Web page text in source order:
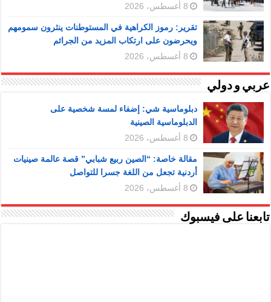
8 أغسطس، 2026
تقرير: رموز الكراهية في المستوطنات ينثرون سمومهم
ويحرضون على ارتكاب المزيد من الجرائم
8 أغسطس، 2026
عربي و دولي
دبلوماسية شي: إضفاء لمسة شخصية على
الدبلوماسية الصينية
8 أغسطس، 2026
مقالة خاصة: “الصين ربيع شبابي” قصة عالمة صينيات
أردنية تجعل من اللغة جسرا للتواصل
8 أغسطس، 2026
تابعنا على فيسبوك